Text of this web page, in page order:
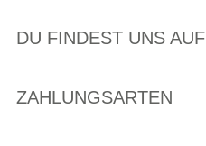
DU FINDEST UNS AUF
ZAHLUNGSARTEN